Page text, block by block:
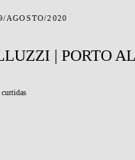
AGOSTO/2020
| PORTO